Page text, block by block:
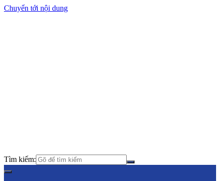
Chuyển tới nội dung
Tìm kiếm: